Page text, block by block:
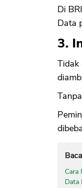
Di
Data
3.
Tidak
Cara
Data